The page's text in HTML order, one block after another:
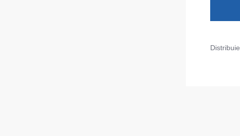
Distribuie